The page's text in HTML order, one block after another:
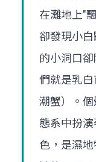
在灘地上"
卻發現小
的小洞口
們就是乳
潮蟹）。
態系中扮
色，是濕